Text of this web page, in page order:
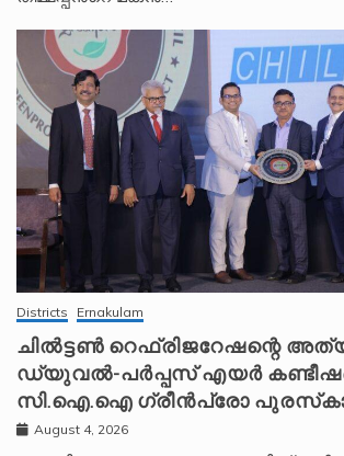
Districts Ernakulam
ചിൽട്ടൺ റെഫ്രിജറേഷന്റെ
ഡ്യുവൽ-പർപ്പസ് എയർ
സി.ഐ.ഐ ഗ്രീൻപ്രോ
August 4, 2026